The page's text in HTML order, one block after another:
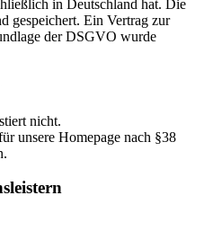
in Deutschland hat. Die
gespeichert. Ein Vertrag zur
der DSGVO wurde
nicht.
unsere Homepage nach §38